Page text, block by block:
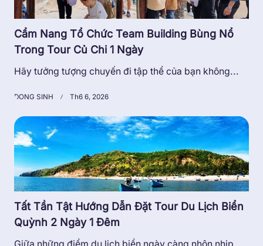
Cẩm Nang Tổ Chức Team Building Bùng Nổ
Trong Tour Củ Chi 1 Ngày
Hãy tưởng tượng chuyến đi tập thể của bạn không...
DONG SINH Th6 6, 2026
Tất Tần Tật Hướng Dẫn Đặt Tour Du Lịch Biển
Quỳnh 2 Ngày 1 Đêm